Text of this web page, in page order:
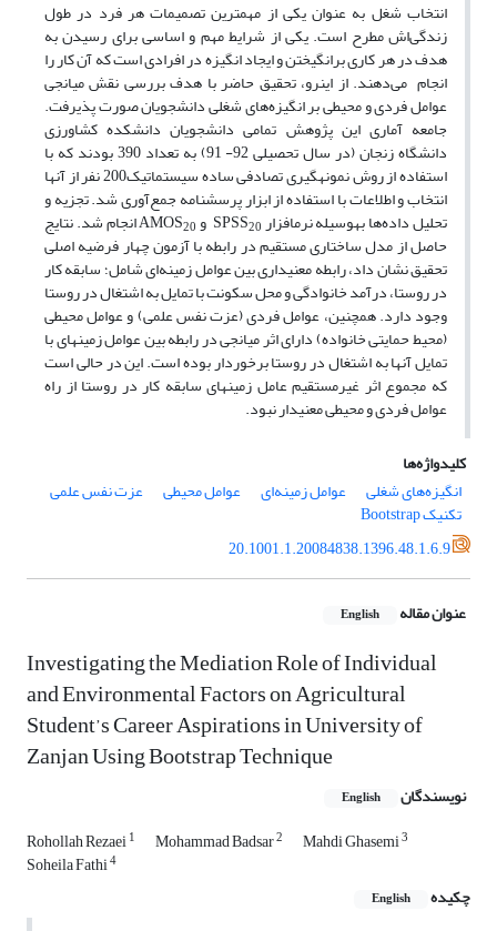
انتخاب شغل به عنوان یکی از مهم­ترین تصمیمات هر فرد در طول
زندگی‌اش مطرح است. یکی از شرایط مهم و اساسی برای رسیدن به
هدف در هر کاری برانگیختن و ایجاد انگیزه در افرادی است که آن کار را
انجام می‌دهند. از این­رو، تحقیق حاضر با هدف بررسی نقش میانجی
عوامل فردی و محیطی بر انگیزه‌های شغلی دانشجویان صورت پذیرفت.
جامعه آماری این پژوهش تمامی دانشجویان دانشکده کشاورزی
دانشگاه زنجان (در سال تحصیلی 92- 91) به تعداد 390 بودند که با
استفاده از روش نمونه­گیری تصادفی ساده سیستماتیک200 نفر از آن­ها
انتخاب و اطلاعات با استفاده از ابزار پرسشنامه جمع‌­آوری شد. تجزیه و
تحلیل داده‌ها به­وسیله نرم­افزار SPSS 20 و AMOS 20 انجام شد. نتایج
حاصل از مدل ساختاری مستقیم در رابطه با آزمون چهار فرضیه اصلی
تحقیق نشان داد، رابطه معنی­داری بین عوامل زمینه‌ای شامل؛ سابقه کار
در روستا، درآمد خانوادگی و محل سکونت با تمایل به اشتغال در روستا
وجود دارد. همچنین، عوامل فردی (عزت نفس علمی) و عوامل محیطی
(محیط حمایتی خانواده) دارای اثر میانجی در رابطه بین عوامل زمینه­ای با
تمایل آن­ها به اشتغال در روستا برخوردار بوده است. این در حالی است
که مجموع اثر غیرمستقیم عامل زمینه­ای سابقه کار در روستا از راه
عوامل فردی و محیطی معنی­دار نبود.
کلیدواژه‌ها
انگیزه‌های شغلی
عوامل زمینه‌ای عوامل محیطی عزت نفس علمی
تکنیک Bootstrap
20.1001.1.20084838.1396.48.1.6.9
عنوان مقاله English
Investigating the Mediation Role of Individual
and Environmental Factors on Agricultural
Student’s Career Aspirations in University of
Zanjan Using Bootstrap Technique
نویسندگان English
Rohollah Rezaei1 Mohammad Badsar2 Mahdi Ghasemi3
Soheila Fathi4
چکیده English